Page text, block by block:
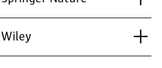
Wiley